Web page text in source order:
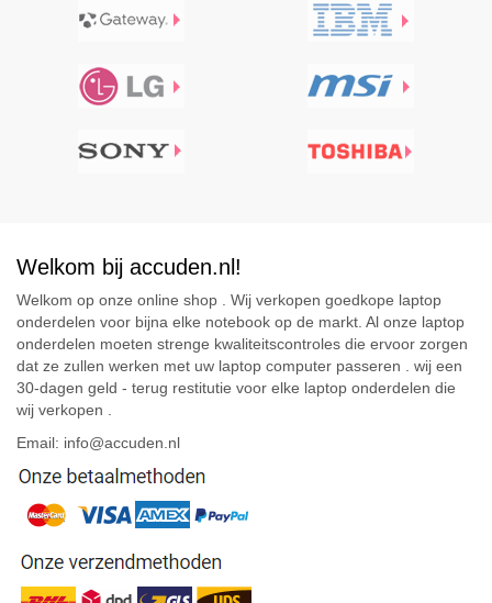
Welkom bij accuden.nl!
Welkom op onze online shop . Wij verkopen goedkope laptop
onderdelen voor bijna elke notebook op de markt. Al onze laptop
onderdelen moeten strenge kwaliteitscontroles die ervoor zorgen
dat ze zullen werken met uw laptop computer passeren . wij een
30-dagen geld - terug restitutie voor elke laptop onderdelen die
wij verkopen .
Email: info@accuden.nl